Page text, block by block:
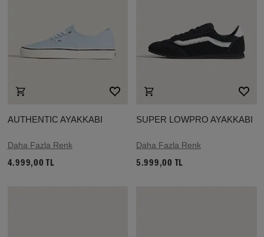
AUTHENTIC AYAKKABI
Daha Fazla Renk
4.999,00 TL
SUPER LOWPRO AYAKKABI
Daha Fazla Renk
5.999,00 TL